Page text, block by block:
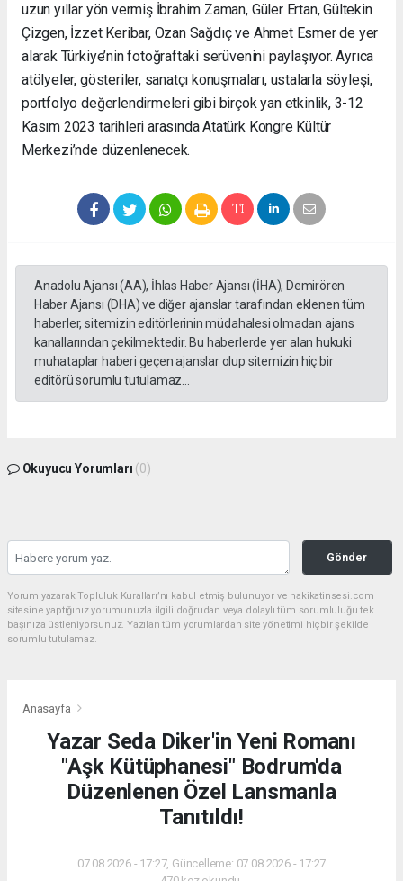
uzun yıllar yön vermiş İbrahim Zaman, Güler Ertan, Gültekin
Çizgen, İzzet Keribar, Ozan Sağdıç ve Ahmet Esmer de yer
alarak Türkiye’nin fotoğraftaki serüvenini paylaşıyor. Ayrıca
atölyeler, gösteriler, sanatçı konuşmaları, ustalarla söyleşi,
portfolyo değerlendirmeleri gibi birçok yan etkinlik, 3-12
Kasım 2023 tarihleri arasında Atatürk Kongre Kültür
Merkezi’nde düzenlenecek.
Anadolu Ajansı (AA), İhlas Haber Ajansı (İHA), Demirören
Haber Ajansı (DHA) ve diğer ajanslar tarafından eklenen tüm
haberler, sitemizin editörlerinin müdahalesi olmadan ajans
kanallarından çekilmektedir. Bu haberlerde yer alan hukuki
muhataplar haberi geçen ajanslar olup sitemizin hiç bir
editörü sorumlu tutulamaz...
Okuyucu Yorumları (0)
Gönder
Yorum yazarak Topluluk Kuralları’nı kabul etmiş bulunuyor ve hakikatinsesi.com
sitesine yaptığınız yorumunuzla ilgili doğrudan veya dolaylı tüm sorumluluğu tek
başınıza üstleniyorsunuz. Yazılan tüm yorumlardan site yönetimi hiçbir şekilde
sorumlu tutulamaz.
Anasayfa
Yazar Seda Diker'in Yeni Romanı
"Aşk Kütüphanesi" Bodrum'da
Düzenlenen Özel Lansmanla
Tanıtıldı!
07.08.2026 - 17:27, Güncelleme: 07.08.2026 - 17:27